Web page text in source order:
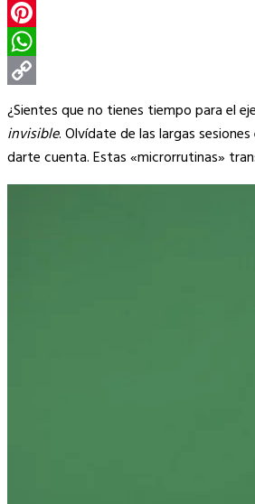
Twitter
Pinterest
WhatsApp
Copy
Link
¿Sientes que no tienes tiempo para el
invisible. Olvídate de las largas
darte cuenta. Estas «microrrutinas»